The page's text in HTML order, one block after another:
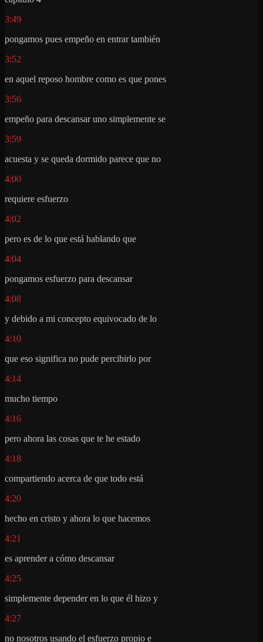
3:49
pongamos pues empeño en entrar también
3:52
en aquel reposo hombre como es que pones
3:56
empeño para descansar uno simplemente se
3:59
acuesta y se queda dormido parece que no
4:00
requiere esfuerzo
4:02
pero es de lo que está hablando que
4:04
pongamos esfuerzo para descansar
4:08
y debido a mi concepto equivocado de lo
4:10
que eso significa no pude percibirlo por
4:14
mucho tiempo
4:16
pero ahora las cosas que te he estado
4:18
compartiendo acerca de que todo está
4:20
hecho en cristo y ahora lo que hacemos
4:21
es aprender a cómo descansar
4:25
simplemente depender en lo que él hizo y
4:27
no nosotros usando el esfuerzo propio e